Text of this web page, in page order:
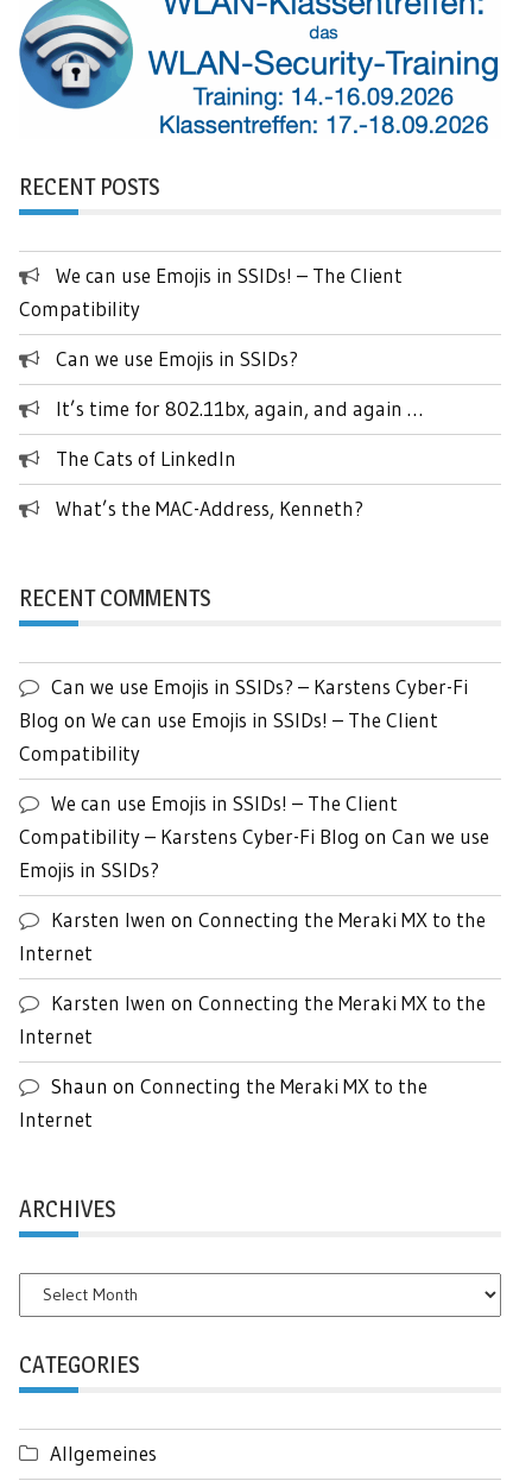
RECENT POSTS
We can use Emojis in SSIDs! – The Client
Compatibility
Can we use Emojis in SSIDs?
It’s time for 802.11bx, again, and again …
The Cats of LinkedIn
What’s the MAC-Address, Kenneth?
RECENT COMMENTS
Can we use Emojis in SSIDs? – Karstens Cyber-Fi
Blog on We can use Emojis in SSIDs! – The Client
Compatibility
We can use Emojis in SSIDs! – The Client
Compatibility – Karstens Cyber-Fi Blog on Can we use
Emojis in SSIDs?
Karsten Iwen on Connecting the Meraki MX to the
Internet
Karsten Iwen on Connecting the Meraki MX to the
Internet
Shaun on Connecting the Meraki MX to the
Internet
ARCHIVES
Archives
CATEGORIES
Allgemeines